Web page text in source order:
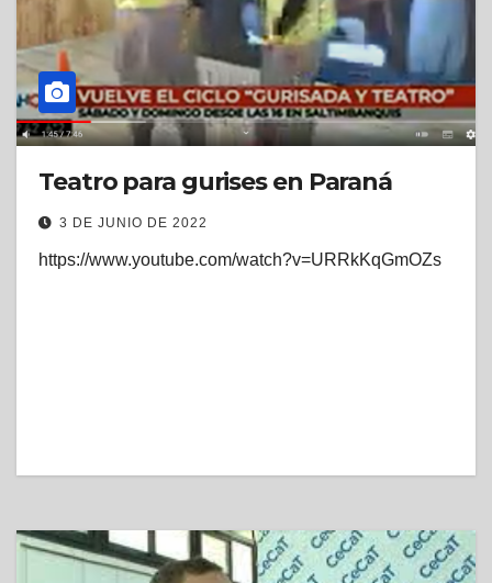
Teatro para gurises en Paraná
3 DE JUNIO DE 2022
https://www.youtube.com/watch?v=URRkKqGmOZs